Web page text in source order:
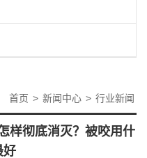
首页 > 新闻中心 > 行业新闻
样彻底消灭？被咬用什
好